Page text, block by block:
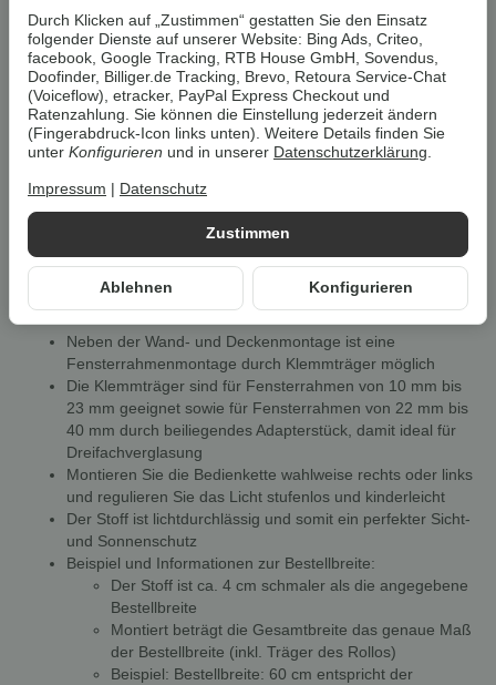
Um die Umwelt zu schonen, vermeiden wir aufwendige
Umverpackungen. Wenn immer es möglich ist, versenden wir Ihre
Bestellung imOriginalkarton des Herstellers.
Eigenschaften
Das Design Rollo zeichnet sich durch die formschönen
Halteelemente sowie durch eine innovative Technik aus
Die zeitgemäßen Träger überzeugen durch ihre schlanke
und klaren Formensprache
Aufgrund einer neuen Verriegelungstechnik entsteht kein
Spalt zwischen Träger und Welle
Das Kettengetriebe stellt mit dem Wandträger eine Einheit
dar
Neben der Wand- und Deckenmontage ist eine
Fensterrahmenmontage durch Klemmträger möglich
Die Klemmträger sind für Fensterrahmen von 10 mm bis
23 mm geeignet sowie für Fensterrahmen von 22 mm bis
40 mm durch beiliegendes Adapterstück, damit ideal für
Dreifachverglasung
Montieren Sie die Bedienkette wahlweise rechts oder links
und regulieren Sie das Licht stufenlos und kinderleicht
Der Stoff ist lichtdurchlässig und somit ein perfekter Sicht-
und Sonnenschutz
Beispiel und Informationen zur Bestellbreite:
Der Stoff ist ca. 4 cm schmaler als die angegebene
Bestellbreite
Montiert beträgt die Gesamtbreite das genaue Maß
der Bestellbreite (inkl. Träger des Rollos)
Beispiel: Bestellbreite: 60 cm entspricht der
Zustimmen
Ablehnen Konfigurieren
Durch Klicken auf „Zustimmen“ gestatten Sie den Einsatz
folgender Dienste auf unserer Website: Bing Ads, Criteo,
facebook, Google Tracking, RTB House GmbH, Sovendus,
Doofinder, Billiger.de Tracking, Brevo, Retoura Service-Chat
(Voiceflow), etracker, PayPal Express Checkout und
Ratenzahlung. Sie können die Einstellung jederzeit ändern
(Fingerabdruck-Icon links unten). Weitere Details finden Sie
unter Konfigurieren und in unserer Datenschutzerklärung.
Impressum Datenschutz